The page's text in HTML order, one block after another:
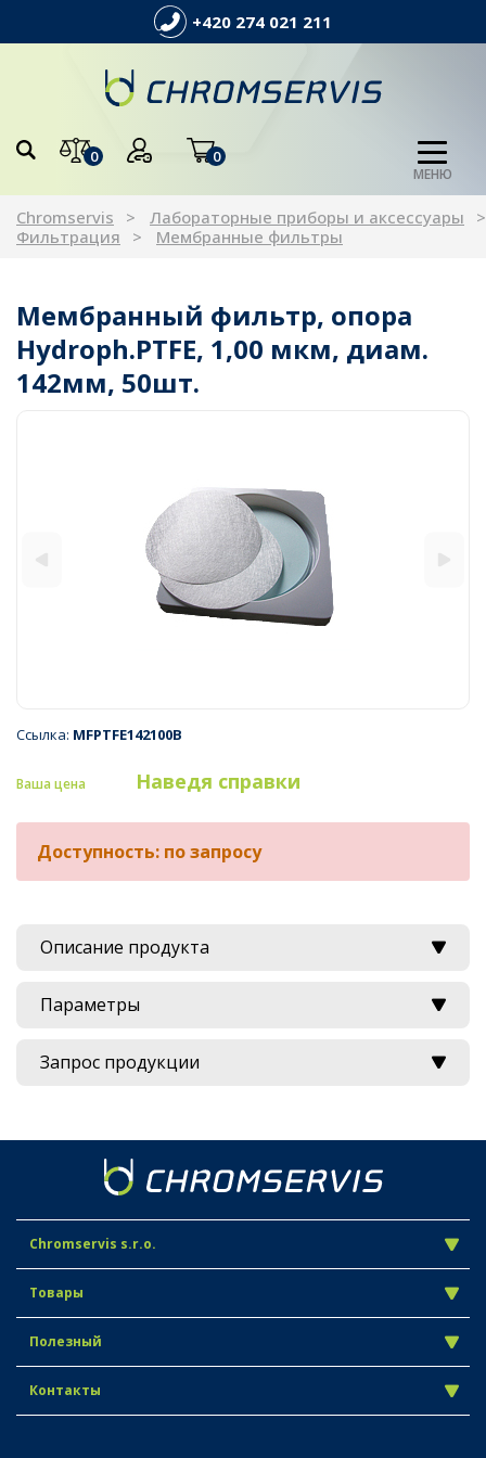
+420 274 021 211
0 0
МЕНЮ
Chromservis
Лабораторные приборы и аксессуары
Фильтрация
Мембранные фильтры
Мембранный фильтр, опора
Hydroph.PTFE, 1,00 мкм, диам.
142мм, 50шт.
Ссылка: MFPTFE142100B
Ваша цена Наведя справки
Доступность: по запросу
Описание продукта
Параметры
Запрос продукции
Chromservis s.r.o.
Товары
Полезный
Контакты